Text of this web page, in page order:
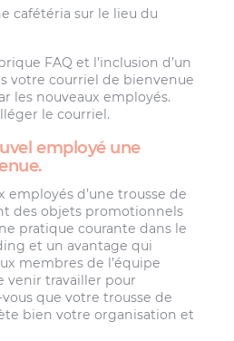
cafétéria sur le lieu du
FAQ et l’inclusion d’un
votre courriel de bienvenue
les nouveaux employés.
le courriel.
employé une
employés d’une trousse de
des objets promotionnels
pratique courante dans le
et un avantage qui
membres de l’équipe
venir travailler pour
vous que votre trousse de
bien votre organisation et